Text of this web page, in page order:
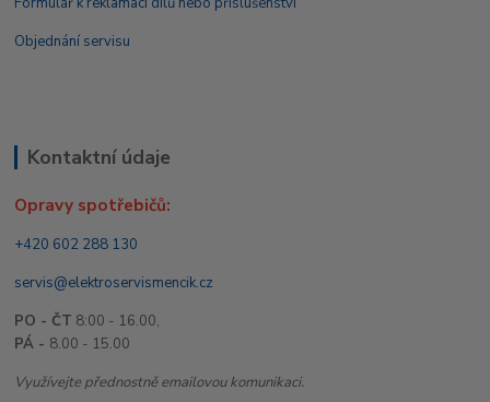
Objednání servisu
Kontaktní údaje
Opravy spotřebičů:
+420 602 288 130
servis@elektroservismencik.cz
PO - ČT 8:00 - 16.00,
PÁ - 8.00 - 15.00
Využívejte přednostně emailovou komunikaci.